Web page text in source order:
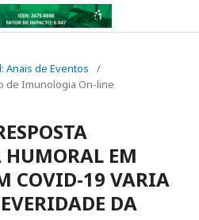
Anais de Eventos
/
de Imunologia On-line
EM
COVID-19 VARIA
DA